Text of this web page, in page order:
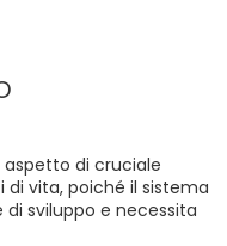
di cruciale
di vita, poiché il sistema
sviluppo e necessita